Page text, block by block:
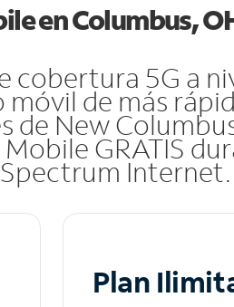
en Columbus,
5G a
de más
de New
GRATIS
Internet.
Plan